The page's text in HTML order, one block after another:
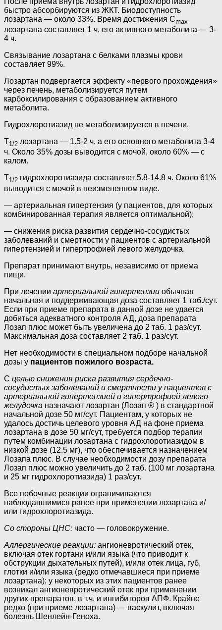
быстро абсорбируются из ЖКТ. Биодоступность
лозартана — около 33%. Время достижения Cmax
лозартана составляет 1 ч, его активного метаболита — 3-
4 ч.
Связывание лозартана с белками плазмы крови
составляет 99%.
Лозартан подвергается эффекту «первого прохождения»
через печень, метаболизируется путем
карбоксилирования с образованием активного
метаболита.
Гидрохлоротиазид не метаболизируется в печени.
T1/2 лозартана — 1.5-2 ч, а его основного метаболита 3-4
ч. Около 35% дозы выводится с мочой, около 60% — с
калом.
T1/2 гидрохлоротиазида составляет 5.8-14.8 ч. Около 61%
выводится с мочой в неизмененном виде.
— артериальная гипертензия (у пациентов, для которых
комбинированная терапия является оптимальной);
— снижения риска развития сердечно-сосудистых
заболеваний и смертности у пациентов с артериальной
гипертензией и гипертрофией левого желудочка.
Препарат принимают внутрь, независимо от приема
пищи.
При лечении артериальной гипертензии обычная
начальная и поддерживающая доза составляет 1 таб./сут.
Если при приеме препарата в данной дозе не удается
добиться адекватного контроля АД, доза препарата
Лозап плюс может быть увеличена до 2 таб. 1 раз/сут.
Максимальная доза составляет 2 таб. 1 раз/сут.
Нет необходимости в специальном подборе начальной
дозы у пациентов пожилого возраста.
С целью снижения риска развития сердечно-
сосудистых заболеваний и смертности у пациентов с
артериальной гипертензией и гипертрофией левого
желудочка назначают лозартан (Лозап ® ) в стандартной
начальной дозе 50 мг/сут. Пациентам, у которых не
удалось достичь целевого уровня АД на фоне приема
лозартана в дозе 50 мг/сут, требуется подбор терапии
путем комбинации лозартана с гидрохлоротиазидом в
низкой дозе (12.5 мг), что обеспечивается назначением
Лозапа плюс. В случае необходимости дозу препарата
Лозап плюс можно увеличить до 2 таб. (100 мг лозартана
и 25 мг гидрохлоротиазида) 1 раз/сут.
Все побочные реакции ограничиваются
наблюдавшимися ранее при применении лозартана и/
или гидрохлоротиазида.
Со стороны ЦНС: часто — головокружение.
Аллергические реакции: ангионевротический отек,
включая отек гортани и/или языка (что приводит к
обструкции дыхательных путей), и/или отек лица, губ,
глотки и/или языка (редко отмечавшиеся при приеме
лозартана); у некоторых из этих пациентов ранее
возникал ангионевротический отек при применении
других препаратов, в т.ч. и ингибиторов АПФ. Крайне
редко (при приеме лозартана) — васкулит, включая
болезнь Шенлейн-Геноха.